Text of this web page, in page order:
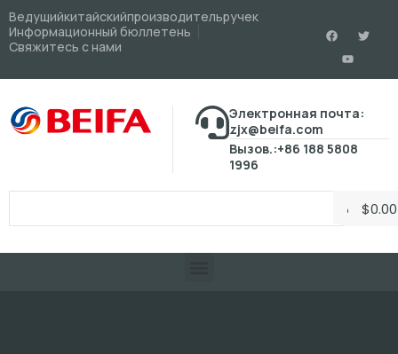
Ведущийкитайскийпроизводительручек
Информационный бюллетень
Свяжитесь с нами
Электронная почта:
zjx@beifa.com
Вызов.:+86 188 5808
1996
$0.00